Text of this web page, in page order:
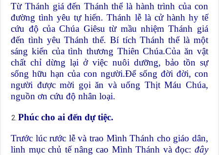
Từ Thánh giá đến Thánh thể là hành trình của con
đường tình yêu tự hiến. Thánh lễ là cử hành hy tế
cứu độ của Chúa Giêsu từ mầu nhiệm Thánh giá
đến tình yêu Thánh thể. Bí tích Thánh thể là một
sáng kiến của tình thương Thiên Chúa.Của ăn vật
chất chỉ dừng lại ở việc nuôi dưỡng, bảo tồn sự
sống hữu hạn của con người.Để sống đời đời, con
người được mời gọi ăn và uống Thịt Máu Chúa,
nguồn ơn cứu độ nhân loại.
Phúc cho ai đến dự tiệc.
Trước lúc rước lễ và trao Mình Thánh cho giáo dân,
linh mục chủ tế nâng cao Mình Thánh và đọc: đây